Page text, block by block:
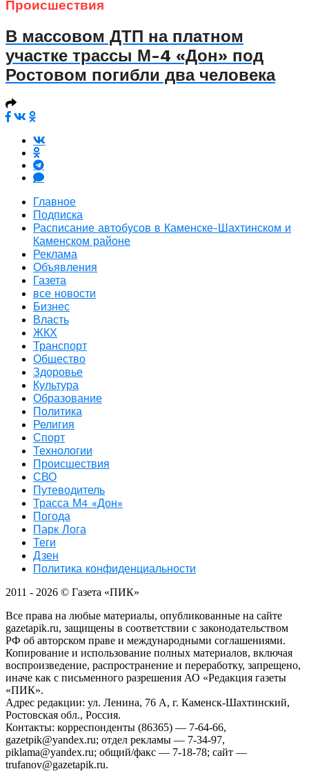
Происшествия
В массовом ДТП на платном
участке трассы М-4 «Дон» под
Ростовом погибли два человека
Главное
Подписка
Расписание автобусов в Каменске-Шахтинском и
Каменском районе
Реклама
Объявления
Газета
все новости
Бизнес
Власть
ЖКХ
Транспорт
Общество
Здоровье
Культура
Образование
Политика
Религия
Спорт
Технологии
Происшествия
СВО
Путеводитель
Трасса М4 «Дон»
Погода
Парк Лога
Теги
Дзен
Политика конфиденциальности
2011 - 2026 © Газета «ПИК»
Все права на любые материалы, опубликованные на сайте
gazetapik.ru, защищены в соответствии с законодательством
РФ об авторском праве и международными соглашениями.
Копирование и использование полных материалов, включая
воспроизведение, распространение и переработку, запрещено,
иначе как с письменного разрешения АО «Редакция газеты
«ПИК».
Адрес редакции: ул. Ленина, 76 А, г. Каменск-Шахтинский,
Ростовская обл., Россия.
Контакты: корреспонденты (86365) — 7-64-66,
gazetpik@yandex.ru; отдел рекламы — 7-34-97,
piklama@yandex.ru; общий/факс — 7-18-78; сайт —
trufanov@gazetapik.ru.